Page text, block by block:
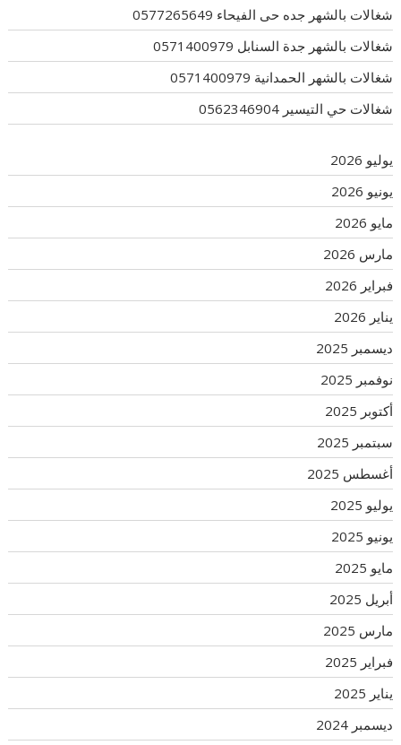
شغالات بالشهر جده حى الفيحاء 0577265649
شغالات بالشهر جدة السنابل 0571400979
شغالات بالشهر الحمدانية 0571400979
شغالات حي التيسير 0562346904
يوليو 2026
يونيو 2026
مايو 2026
مارس 2026
فبراير 2026
يناير 2026
ديسمبر 2025
نوفمبر 2025
أكتوبر 2025
سبتمبر 2025
أغسطس 2025
يوليو 2025
يونيو 2025
مايو 2025
أبريل 2025
مارس 2025
فبراير 2025
يناير 2025
ديسمبر 2024